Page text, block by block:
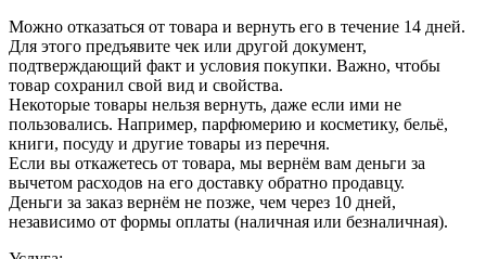
Можно отказаться от товара и вернуть его в течение 14 дней.
Для этого предъявите чек или другой документ,
подтверждающий факт и условия покупки. Важно, чтобы
товар сохранил свой вид и свойства.
Некоторые товары нельзя вернуть, даже если ими не
пользовались. Например, парфюмерию и косметику, бельё,
книги, посуду и другие товары из перечня.
Если вы откажетесь от товара, мы вернём вам деньги за
вычетом расходов на его доставку обратно продавцу.
Деньги за заказ вернём не позже, чем через 10 дней,
независимо от формы оплаты (наличная или безналичная).